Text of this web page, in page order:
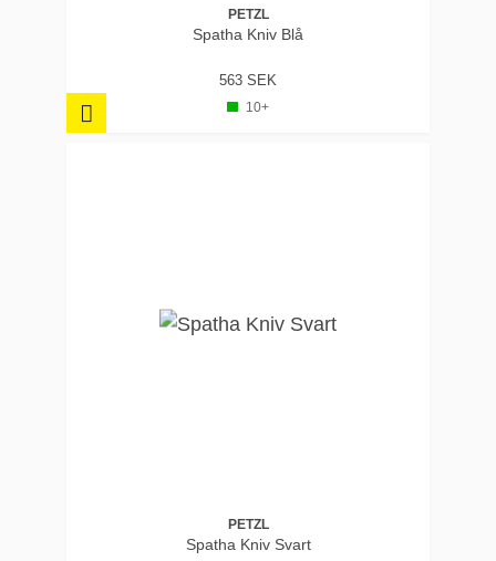
PETZL
Spatha Kniv Blå
563 SEK
10+
PETZL
Spatha Kniv Svart